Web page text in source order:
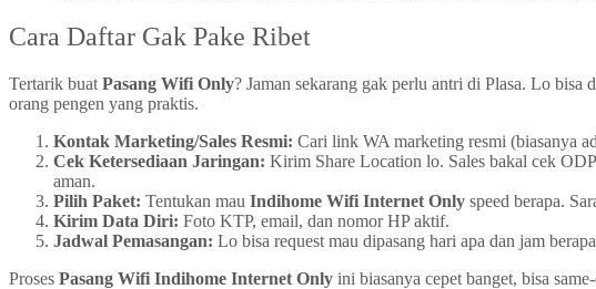
Cara Daftar Gak Pake Ribet
Tertarik buat Pasang Wifi Only? Jaman sekarang gak perlu antri di Plasa. Lo
orang pengen yang praktis.
Kontak Marketing/Sales Resmi: Cari link WA marketing resmi (biasanya
Cek Ketersediaan Jaringan: Kirim Share Location lo. Sales bakal cek
aman.
Pilih Paket: Tentukan mau Indihome Wifi Internet Only speed berapa.
Kirim Data Diri: Foto KTP, email, dan nomor HP aktif.
Jadwal Pemasangan: Lo bisa request mau dipasang hari apa dan jam
Proses Pasang Wifi Indihome Internet Only ini biasanya cepet banget, bisa